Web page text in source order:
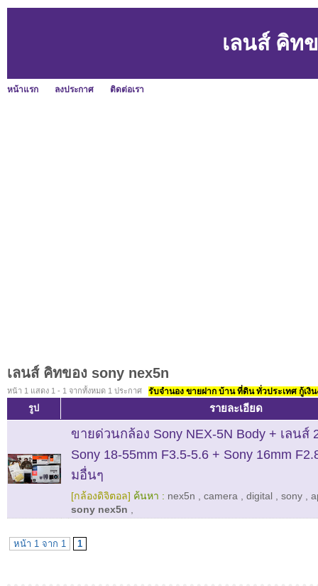
เลนส์ คิท
หน้าแรก ลงประกาศ ติดต่อเรา
เลนส์ คิทของ sony nex5n
หน้า 1 แสดง 1 - 1 จากทั้งหมด 1 ประกาศ รับจำนอง ขายฝาก บ้าน ที่ดิน ทั่วประเทศ กู้เงิ
รูป รายละเอียด
ขายด่วนกล้อง Sony NEX-5N Body + เลนส์
Sony 18-55mm F3.5-5.6 + Sony 16mm
มอื่นๆ
[กล้องดิจิตอล] ค้นหา : nex5n camera digital sony
sony nex5n
หน้า 1 จาก 1 1